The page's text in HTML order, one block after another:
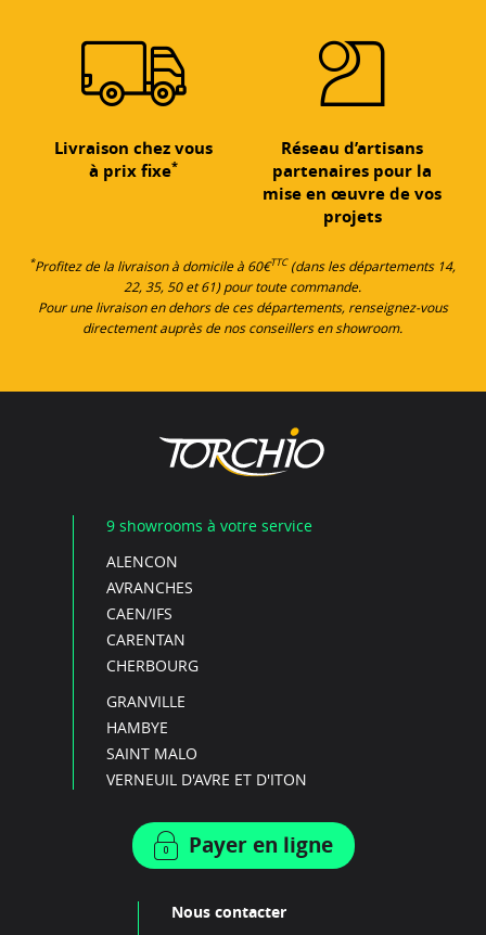
Livraison chez vous
à prix fixe*
Réseau d’artisans
partenaires pour la
mise en œuvre de vos
projets
*Profitez de la livraison à domicile à 60€TTC(dans les départements 14,
22, 35, 50 et 61) pour toute commande.
Pour une livraison en dehors de ces départements, renseignez-vous
directement auprès de nos conseillers en showroom.
9 showrooms à votre service
ALENCON
AVRANCHES
CAEN/IFS
CARENTAN
CHERBOURG
GRANVILLE
HAMBYE
SAINT MALO
VERNEUIL D'AVRE ET D'ITON
Payer en ligne
Nous contacter